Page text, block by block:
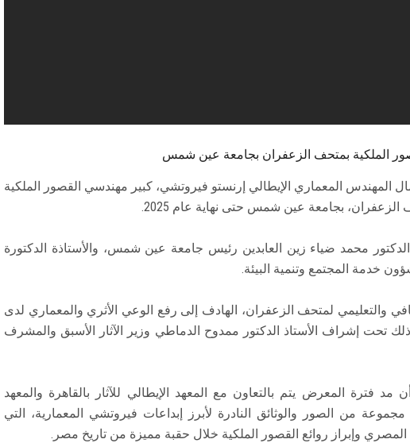
الملكية بمتحف الزعفران بجامعة عين شمس
المهندس المعماري الإيطالي إرنستو فيروتشي، كبير مهندسي القصور الملكية
بجامعة عين شمس حتى نهاية عام 2025.
محمد ضياء زين العابدين رئيس جامعة عين شمس، والأستاذة الدكتورة
خدمة المجتمع وتنمية البيئة.
والتعليمي لمتحف الزعفران، الهادف إلى رفع الوعي الأثري والمعماري لدى
تحت إشراف الأستاذ الدكتور ممدوح الدماطي وزير الآثار الأسبق والمشرف
مد فترة المعرض يتم بالتعاون مع المعهد الإيطالي للآثار بالقاهرة والمعهد
من الصور والوثائق النادرة لأبرز إبداعات فيروتشي المعمارية، التي
وإبراز روائع القصور الملكية خلال حقبة مميزة من تاريخ مصر.